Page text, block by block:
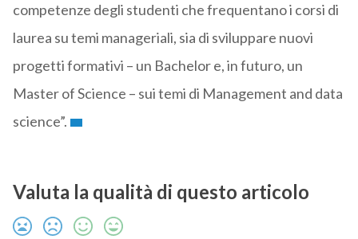
competenze degli studenti che frequentano i corsi di
laurea su temi manageriali, sia di sviluppare nuovi
progetti formativi – un Bachelor e, in futuro, un
Master of Science – sui temi di Management and data
science”.
Valuta la qualità di questo articolo